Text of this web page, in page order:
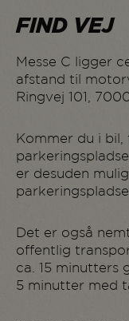
FIND VEJ
Messe C ligger
afstand til
Ringvej 101,
Kommer du i
er desuden
Det er også
offentlig
ca. 15 minutters
5 minutter med